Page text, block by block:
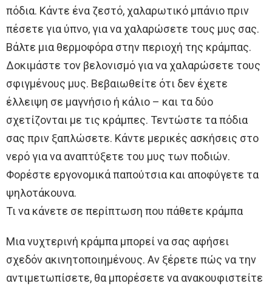
πόδια. Kάντε ένα ζεστό, χαλαρωτικό μπάνιο πριν
πέσετε για ύπνο, για να χαλαρώσετε τους μυς σας.
Βάλτε μια θερμοφόρα στην περιοχή της κράμπας.
Δοκιμάστε τον βελονισμό για να χαλαρώσετε τους
σφιγμένους μυς. Βεβαιωθείτε ότι δεν έχετε
έλλειψη σε μαγνήσιο ή κάλιο – και τα δύο
σχετίζονται με τις κράμπες. Τεντώστε τα πόδια
σας πριν ξαπλώσετε. Κάντε μερικές ασκήσεις στο
νερό για να αναπτύξετε του μυς των ποδιών.
Φορέστε εργονομικά παπούτσια και αποφύγετε τα
ψηλοτάκουνα.
Τι να κάνετε σε περίπτωση που πάθετε κράμπα
Μια νυχτερινή κράμπα μπορεί να σας αφήσει
σχεδόν ακινητοποιημένους. Αν ξέρετε πώς να την
αντιμετωπίσετε, θα μπορέσετε να ανακουφιστείτε